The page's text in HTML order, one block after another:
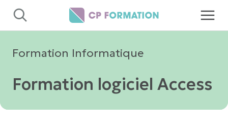
Panneau de gestion des cookies
Formation Informatique
Formation logiciel Access